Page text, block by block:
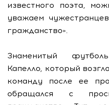
известного поэта,
уважаем
гражданство».
Знаменитый
Капелло, который
команду после ее
обращался с